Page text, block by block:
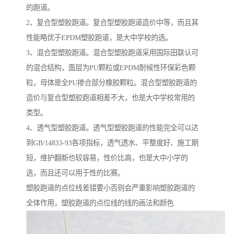
的跑道。
2、复合型塑胶跑道。复合型塑胶跑道造价中等，而且其
性能略优于EPDM塑胶跑道，是大中学校的选。
3、混合型塑胶跑道。混合型塑胶跑道采用国际田联认可
的混合结构，面层为PU颗粒或EPDM耐候性环保彩色颗
粒，母体是全PU掺合部分橡胶颗粒。混合型塑胶跑道的
造价与复合型塑胶跑道相差不大，也是大中学校常用的
类型。
4、透气型塑胶跑道。透气型塑胶跑道的性能完全可以达
到GB/14833-93各项指标，透气透水、平整度好、施工期
短，维护翻新也较容易，性价比高，也是大中小学的
选，而且还可以用于性的比赛。
塑胶跑道的点位线差错要小否则会严重影响塑胶跑道的
全体作用，塑胶跑道的点位线的线的画法和颜色